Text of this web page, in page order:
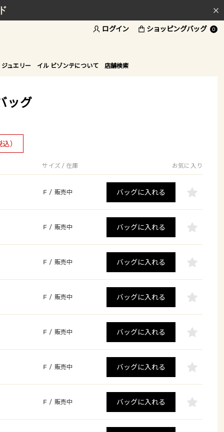
ログイン ショッピングバッグ 0
ュエリー イル ビゾンテについて 店舗検索
ッグ
）
サイズ / 在庫 お気に入り
F / 販売中 バッグに入れる
F / 販売中 バッグに入れる
F / 販売中 バッグに入れる
F / 販売中 バッグに入れる
F / 販売中 バッグに入れる
F / 販売中 バッグに入れる
F / 販売中 バッグに入れる